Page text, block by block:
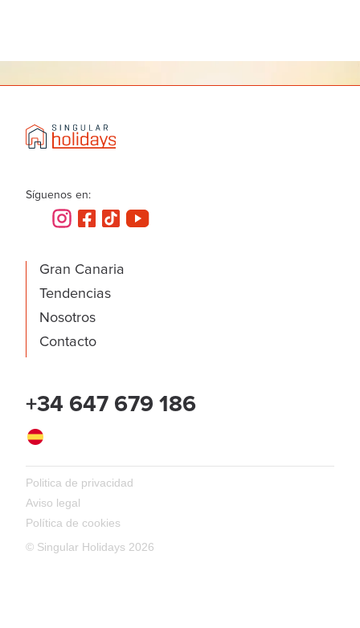
Síguenos en:
Gran Canaria
Tendencias
Nosotros
Contacto
+34 647 679 186
© Singular Holidays 2026
Politica de privacidad
Aviso legal
Política de cookies